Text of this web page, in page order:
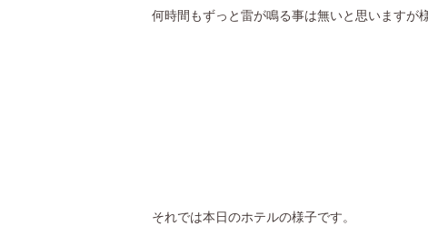
何時間もずっと雷が鳴る事は無いと思いますが
それでは本日のホテルの様子です。